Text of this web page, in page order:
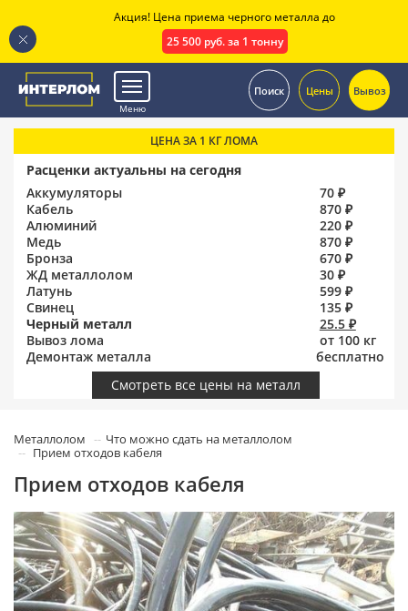
Меню
Поиск Цены Вывоз
ЦЕНА ЗА 1 КГ ЛОМА
Расценки актуальны на сегодня
Аккумуляторы
70 ₽
Кабель
870 ₽
Алюминий
220 ₽
Медь
870 ₽
Бронза
670 ₽
ЖД металлолом
30 ₽
Латунь
599 ₽
Свинец
135 ₽
Черный металл
25.5 ₽
Вывоз лома
от 100 кг
Демонтаж металла
бесплатно
Смотреть все цены на металл
Металлолом
Что можно сдать на металлолом
Прием отходов кабеля
Прием отходов кабеля
Акция! Цена приема черного металла до
25 500 руб. за 1 тонну
.